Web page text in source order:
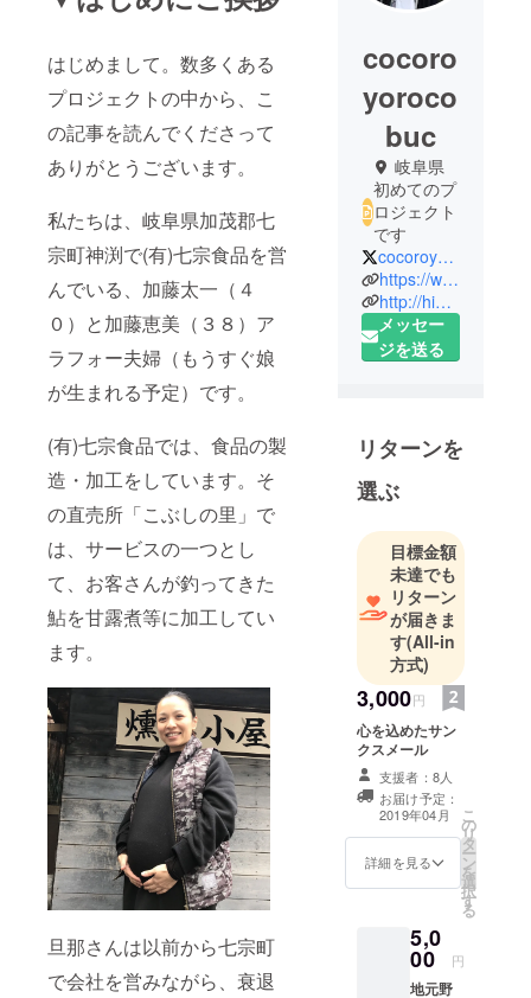
はじめまして。数多くある
プロジェクトの中から、こ
の記事を読んでくださって
ありがとうございます。
私たちは、岐阜県加茂郡七
宗町神渕で(有)七宗食品を営
んでいる、加藤太一（４
０）と加藤恵美（３８）ア
ラフォー夫婦（もうすぐ娘
が生まれる予定）です。
(有)七宗食品では、食品の製
造・加工をしています。そ
の直売所「こぶしの里」で
は、サービスの一つとし
て、お客さんが釣ってきた
鮎を甘露煮等に加工してい
ます。
旦那さんは以前から七宗町
で会社を営みながら、衰退
cocoro
yoroco
buc
岐阜県
初めてのプ
ロジェクト
です
cocoroyorocobuc
https://www.facebook.com/kabuchikobushi/
http://hida-seiryu.com
メッセー
ジを送る
リターンを
選ぶ
目標金額
未達でも
リターン
が届きま
す(All-in
方式)
3,000円
心を込めたサン
クスメール
支援者：8人
お届け予定：
2019年04月
詳細を見る
こ
の
リ
タ
ー
ン
を
選
択
す
る
5,0
00 円
地元野